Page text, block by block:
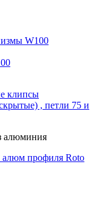
W100
клипсы
, петли 75 и
алюминия
алюм профиля Roto